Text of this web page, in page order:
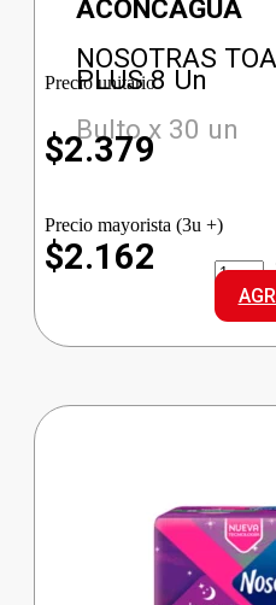
ACONCAGUA
NOSOTRAS
PLUS 8 Un
Bulto x 30 un
Precio unitario
$2.379
Precio mayorista (3u +)
$2.162
PLUS
cantidad